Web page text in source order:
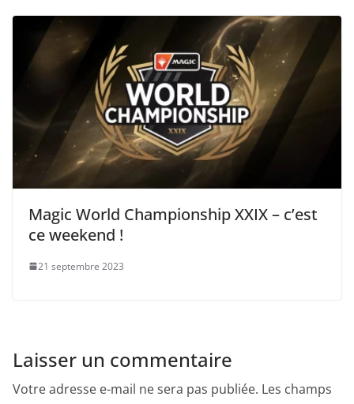
Magic World Championship XXIX – c’est
ce weekend !
21 septembre 2023
Laisser un commentaire
Votre adresse e-mail ne sera pas publiée. Les champs